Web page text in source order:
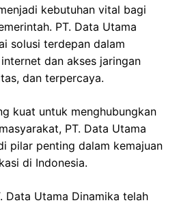
kebutuhan vital bagi
PT. Data Utama
solusi terdepan dalam
dan akses jaringan
dan terpercaya.
kuat untuk menghubungkan
PT. Data Utama
pilar penting dalam kemajuan
di Indonesia.
Data Utama Dinamika telah